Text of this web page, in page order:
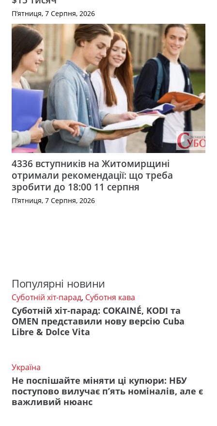
П’ятниця, 7 Серпня, 2026
4336 вступників на Житомирщині
отримали рекомендації: що треба
зробити до 18:00 11 серпня
П’ятниця, 7 Серпня, 2026
Популярні новини
Суботній хіт-парад, Суботня кава
Суботній хіт-парад: COKAINÉ, KODI та
OMEN представили нову версію Cuba
Libre & Dolce Vita
Україна
Не поспішайте міняти ці купюри: НБУ
поступово вилучає п’ять номіналів, але є
важливий нюанс